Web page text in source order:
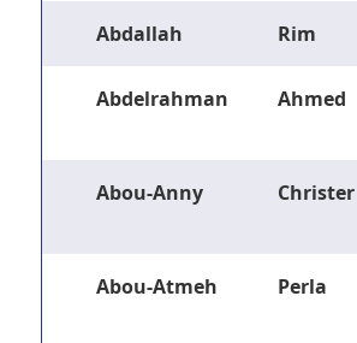
Abdallah Rim
Abdelrahman Ahmed
Abou-Anny Christer
Abou-Atmeh Perla